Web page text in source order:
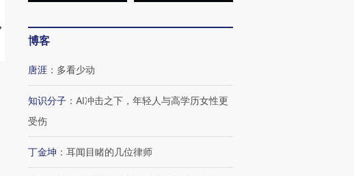
【推广】走进第四届链博
会，让数智科技“链”接产
【商旅对话】华住集团
博客
唐涯 ： 多看少动
知识分子 ： AI冲击之下，年轻人与高学历女性更
受伤
丁金坤 ： 耳闻目睹的几位律师